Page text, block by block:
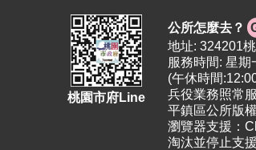
桃園市府Line
公所怎麼去？
地址: 324201
服務時間: 星
(午休時間
兵役業務照常
平鎮區公所版
瀏覽器支援：
淘汰並停止支援